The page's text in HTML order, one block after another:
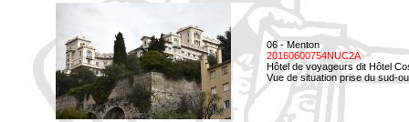
06 - Menton
20160600754NUC2A
Hôtel de voyageurs dit Hôtel
Vue de situation prise du sud-